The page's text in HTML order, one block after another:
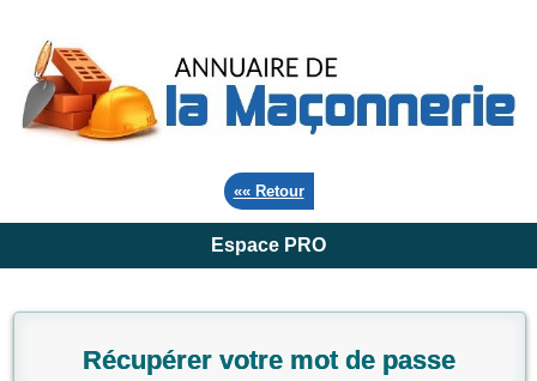
«« Retour
Espace PRO
Récupérer votre mot de passe